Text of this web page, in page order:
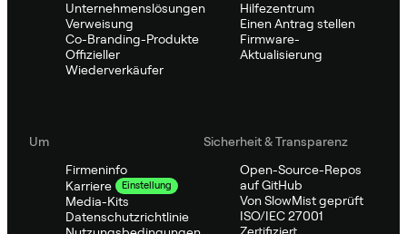
Unternehmenslösungen
Verweisung
Co-Branding-Produkte
Offizieller
Wiederverkäufer
Hilfezentrum
Einen Antrag stellen
Firmware-
Aktualisierung
Um
Firmeninfo
Karriere
Einstellung
Media-Kits
Datenschutzrichtlinie
Sicherheit & Transparenz
Open-Source-Repos
auf GitHub
Von SlowMist geprüft
ISO/IEC 27001